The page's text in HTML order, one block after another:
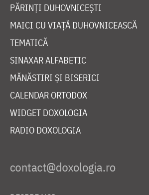
PĂRINȚI DUHOVNICEȘTI
MAICI CU VIAȚĂ DUHOVNICEASCĂ
TEMATICĂ
SINAXAR ALFABETIC
MĂNĂSTIRI ȘI BISERICI
CALENDAR ORTODOX
WIDGET DOXOLOGIA
RADIO DOXOLOGIA